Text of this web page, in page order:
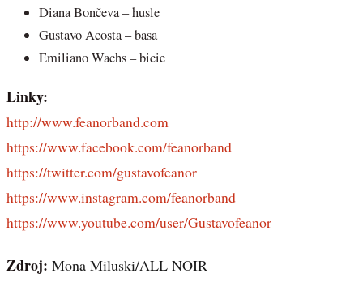
Diana Bončeva – husle
Gustavo Acosta – basa
Emiliano Wachs – bicie
Linky:
http://www.feanorband.com
https://www.facebook.com/feanorband
https://twitter.com/gustavofeanor
https://www.instagram.com/feanorband
https://www.youtube.com/user/Gustavofeanor
Zdroj: Mona Miluski/ALL NOIR